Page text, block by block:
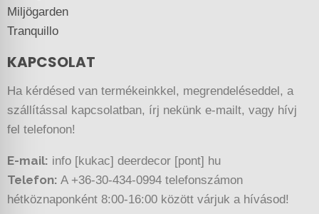
Miljögarden
Tranquillo
KAPCSOLAT
Ha kérdésed van termékeinkkel, megrendeléseddel, a
szállítással kapcsolatban, írj nekünk e-mailt, vagy hívj
fel telefonon!
E-mail: info [kukac] deerdecor [pont] hu
Telefon: A +36-30-434-0994 telefonszámon
hétköznaponként 8:00-16:00 között várjuk a hívásod!